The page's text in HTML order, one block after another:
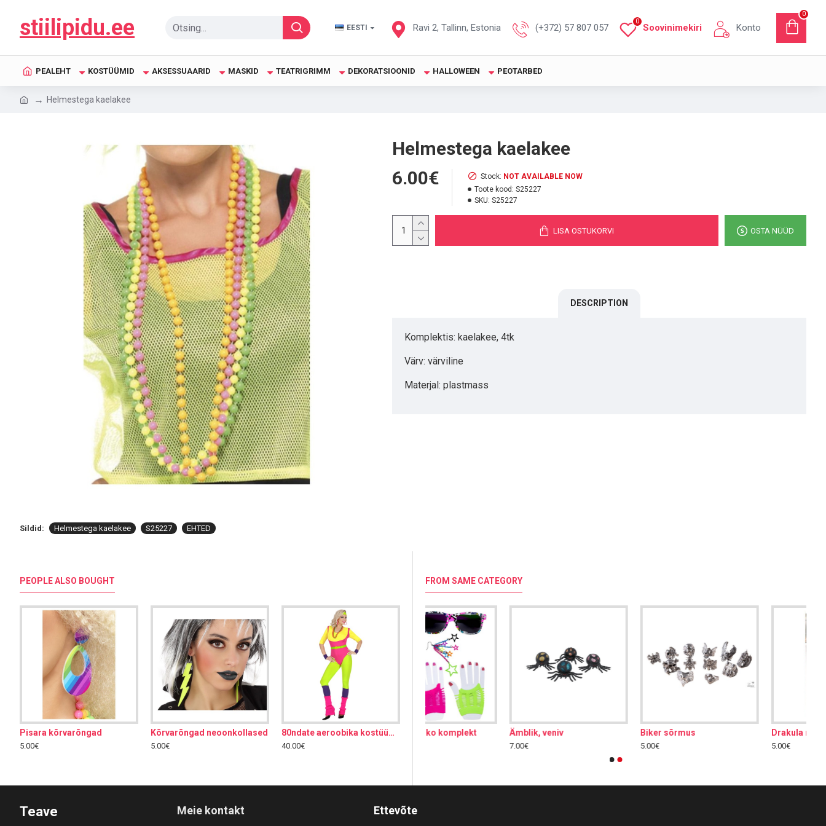
stiilipidu.ee EESTI Ravi 2, Tallinn, Estonia (+372) 57 807 057 Soovinimekiri
0
Konto
0
PEALEHT KOSTÜÜMID AKSESSUAARID MASKID TEATRIGRIMM DEKORATSIOONID HALLOWEEN PEOTARBED
Helmestega kaelakee
Helmestega kaelakee
6.00€
Stock: NOT AVAILABLE NOW
Toote kood: S25227
SKU: S25227
LISA OSTUKORVI OSTA NÜÜD
DESCRIPTION
Komplektis: kaelakee, 4tk
Värv: värviline
Materjal: plastmass
Sildid: Helmestega kaelakee S25227 EHTED
PEOPLE ALSO BOUGHT
Pisara kõrvarõngad
5.00€
Kõrvarõngad neoonkollased
5.00€
80ndate aeroobika kostüüm, S
40.00€
FROM SAME CATEGORY
Kõrvarõngad neoonkollased 80ndate disko komplekt Ämblik, veniv
7.00€
Biker sõrmus Helendav sõrmus silmaga
Teave Meie kontakt Ettevõte